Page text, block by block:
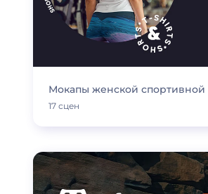
Мокапы женской
17 сцен